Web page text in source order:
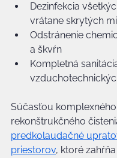
Dezinfekcia
vrátane skrytých
Odstránenie
a škvŕn
Kompletná
Súčasťou
rekonštrukčného
predkolaudačné
priestorov, ktoré